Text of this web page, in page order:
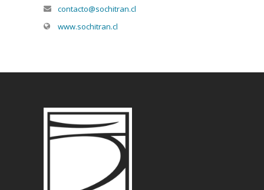
contacto@sochitran.cl
www.sochitran.cl